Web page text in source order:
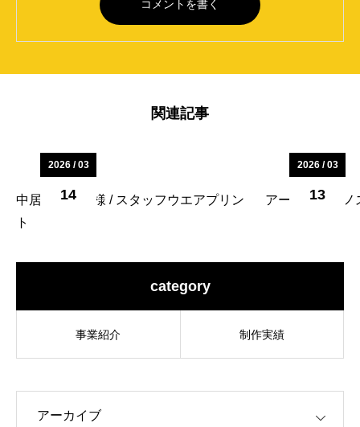
関連記事
2026 / 03
14
中居食品容器様 / スタッフウエアプリン
ト
2026 / 03
13
アーバンテクノ
category
事業紹介 制作実績